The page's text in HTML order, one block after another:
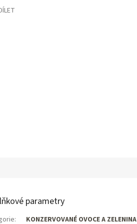
parametry
:
KONZERVOVANÉ OVOCE A ZELENINA